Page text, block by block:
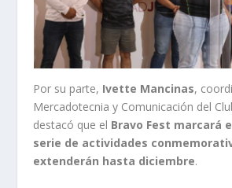
Por su parte, Ivette Mancinas,
Mercadotecnia y Comunicación del
destacó que el Bravo Fest marcará
serie de actividades
extenderán hasta diciembre.